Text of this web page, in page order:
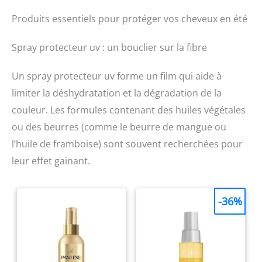
jardinage, les achats ou les
s'adapter facilement à
personnel.
Produits essentiels pour protéger vos cheveux en été
Spray protecteur uv : un bouclier sur la fibre
Un spray protecteur uv forme un film qui aide à
limiter la déshydratation et la dégradation de la
couleur. Les formules contenant des huiles végétales
ou des beurres (comme le beurre de mangue ou
l’huile de framboise) sont souvent recherchées pour
leur effet gainant.
-36%